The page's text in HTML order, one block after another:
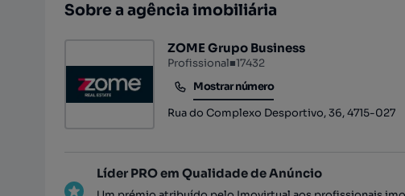
Sobre a agência imobiliária
ZOME Grupo Business
Profissional■17432
Mostrar número
Mostrar número
Rua do Complexo Desportivo, 36, 4715-027
Líder PRO em Qualidade de Anúncio